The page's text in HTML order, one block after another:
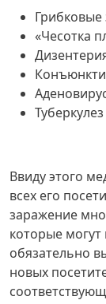
«Чесотка
Ввиду этого
всех его
заражение
которые могут
обязательно
новых